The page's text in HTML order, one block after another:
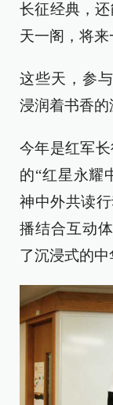
长征经典，还
天一阁，将
这些天，参
浸润着书香的
今年是红军
的“红星永耀
神中外共读
播结合互动
了沉浸式的中